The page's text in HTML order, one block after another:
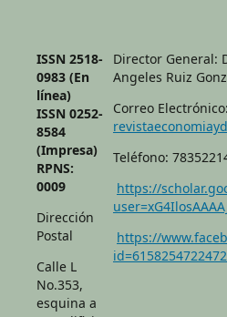
ISSN 2518-
0983 (En
línea)
ISSN 0252-
8584
(Impresa)
RPNS:
0009
Dirección
Postal
Calle L
No.353,
esquina a
Director General:
Angeles Ruiz
Correo Electrónico:
Teléfono:
https://
https://